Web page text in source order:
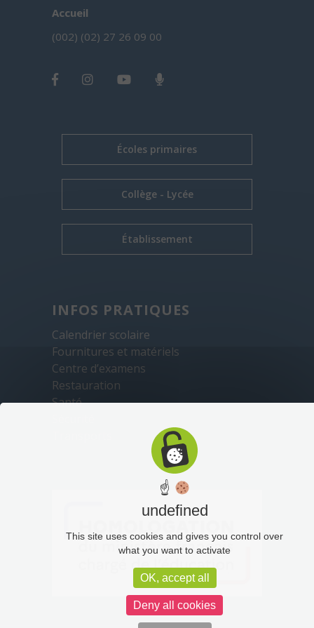
Accueil
(002) (02) 27 26 09 00
Écoles primaires
Collège - Lycée
Établissement
INFOS PRATIQUES
Calendrier scolaire
Fournitures et matériels
Centre d’examens
Restauration
Santé
☝
undefined
This site uses cookies and gives you control over
what you want to activate
OK, accept all
Deny all cookies